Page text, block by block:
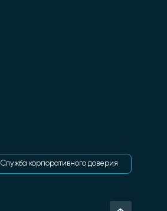
Служба корпоративного доверия